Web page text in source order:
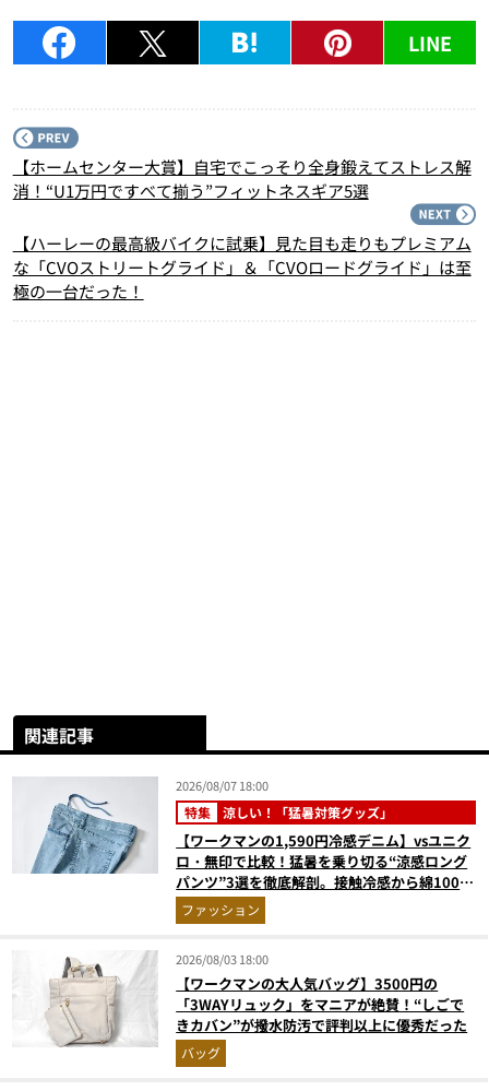
LINE
【ホームセンター大賞】自宅でこっそり全身鍛えてストレス解
消！“U1万円ですべて揃う”フィットネスギア5選
【ハーレーの最高級バイクに試乗】見た目も走りもプレミアム
な「CVOストリートグライド」＆「CVOロードグライド」は至
極の一台だった！
関連記事
2026/08/07 18:00
特集 涼しい！「猛暑対策グッズ」
【ワークマンの1,590円冷感デニム】vsユニク
ロ・無印で比較！猛暑を乗り切る“涼感ロング
パンツ”3選を徹底解剖。接触冷感から綿100%
まで決定版
ファッション
2026/08/03 18:00
【ワークマンの大人気バッグ】3500円の
「3WAYリュック」をマニアが絶賛！“しごで
きカバン”が撥水防汚で評判以上に優秀だった
バッグ